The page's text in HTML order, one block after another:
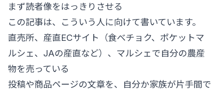
まず読者像をはっきりさせる
この記事は、こういう人に向けて書いています。
直売所、産直ECサイト（食べチョク、ポケットマ
ルシェ、JAの産直など）、マルシェで自分の農産
物を売っている
投稿や商品ページの文章を、自分か家族が片手間で